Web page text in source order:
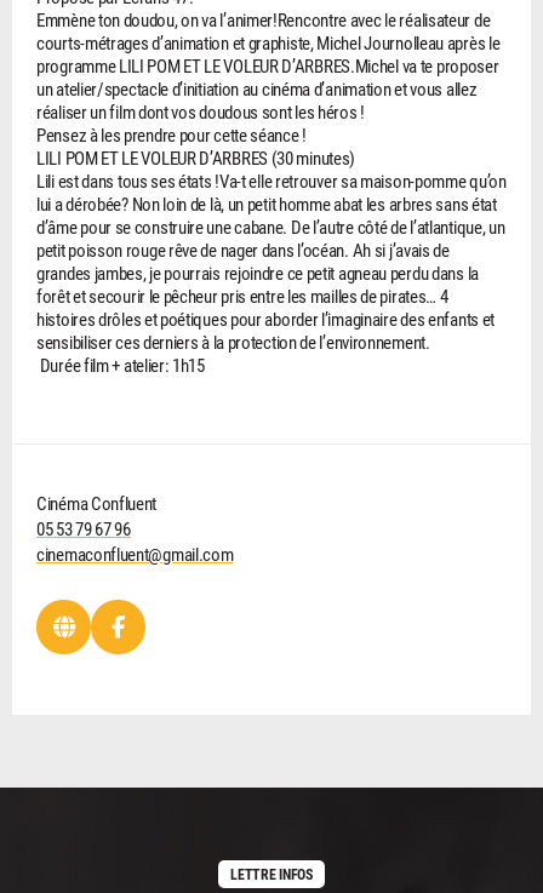
Emmène ton doudou, on va l’animer!Rencontre avec le réalisateur de
courts-métrages d’animation et graphiste, Michel Journolleau après le
programme LILI POM ET LE VOLEUR D’ARBRES.Michel va te proposer
un atelier/spectacle d’initiation au cinéma d’animation et vous allez
réaliser un film dont vos doudous sont les héros !
Pensez à les prendre pour cette séance !
LILI POM ET LE VOLEUR D’ARBRES (30 minutes)
Lili est dans tous ses états !Va-t elle retrouver sa maison-pomme qu’on
lui a dérobée? Non loin de là, un petit homme abat les arbres sans état
d’âme pour se construire une cabane. De l’autre côté de l’atlantique, un
petit poisson rouge rêve de nager dans l’océan. Ah si j’avais de
grandes jambes, je pourrais rejoindre ce petit agneau perdu dans la
forêt et secourir le pêcheur pris entre les mailles de pirates… 4
histoires drôles et poétiques pour aborder l’imaginaire des enfants et
sensibiliser ces derniers à la protection de l’environnement.
Durée film + atelier: 1h15
Cinéma Confluent
05 53 79 67 96
cinemaconfluent@gmail.com
LETTRE INFOS